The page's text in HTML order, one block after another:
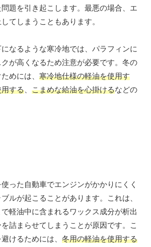
題を引き起こします。最悪の場合、エ
てしまうこともあります。
なるような寒冷地では、パラフィンに
が高くなるため注意が必要です。冬の
めには、 寒冷地仕様の軽油を使用す
する こまめな給油を心掛けるなどの
った自動車でエンジンがかかりにくく
ルが起こることがあります。これは、
軽油中に含まれるワックス成分が析出
詰まらせてしまうことが原因です。こ
けるためには、 冬用の軽油を使用する